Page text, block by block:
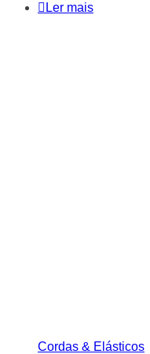
Ler mais
Cordas & Elásticos